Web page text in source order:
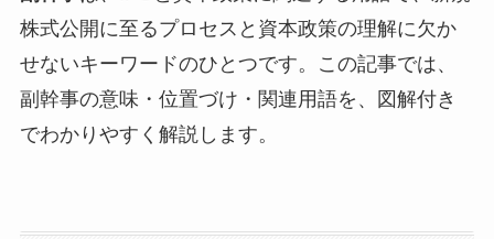
株式公開に至るプロセスと資本政策の理解に欠か
せないキーワードのひとつです。この記事では、
副幹事の意味・位置づけ・関連用語を、図解付き
でわかりやすく解説します。